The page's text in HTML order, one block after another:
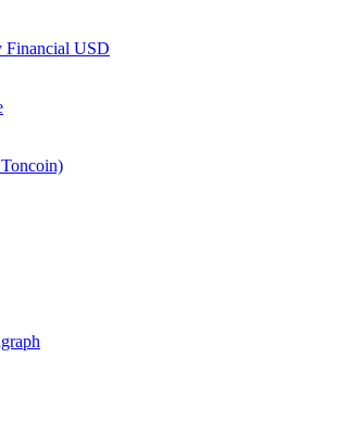
over het verdienen van passief inkomen
Financial USD